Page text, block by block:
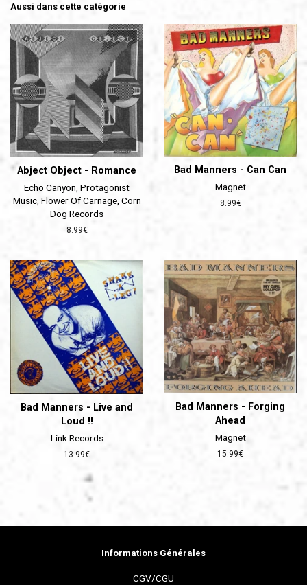
Aussi dans cette catégorie
Abject Object - Romance
Echo Canyon, Protagonist
Music, Flower Of Carnage, Corn
Dog Records
Prix
8.99€
Bad Manners - Can Can
Magnet
Prix
8.99€
Bad Manners - Live and
Loud !!
Link Records
Prix
13.99€
Bad Manners - Forging
Ahead
Magnet
Prix
15.99€
Informations Générales
CGV/CGU